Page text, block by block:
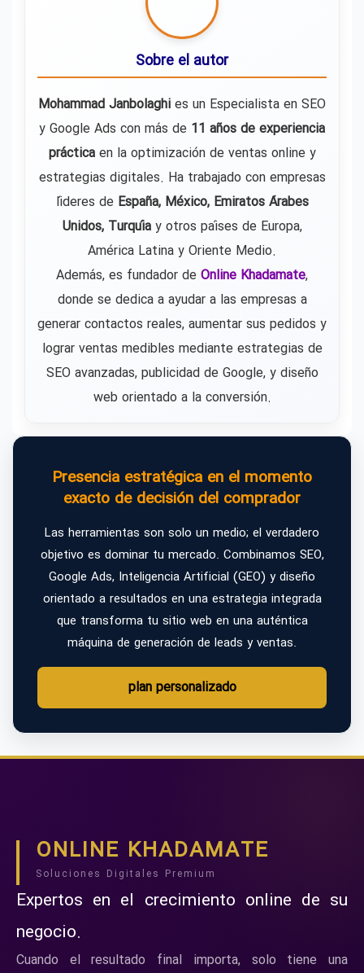
Sobre el autor
Mohammad Janbolaghi es un Especialista en SEO
y Google Ads con más de 11 años de experiencia
prácticaen la optimización de ventas online y
estrategias digitales. Ha trabajado con empresas
líderes de España, México, Emiratos Árabes
Unidos, Turquíay otros países de Europa,
América Latina y Oriente Medio.
Además, es fundador de Online Khadamate,
donde se dedica a ayudar a las empresas a
generar contactos reales, aumentar sus pedidos y
lograr ventas medibles mediante estrategias de
SEO avanzadas, publicidad de Google, y diseño
web orientado a la conversión.
Presencia estratégica en el momento
exacto de decisión del comprador
Las herramientas son solo un medio; el verdadero
objetivo es dominar tu mercado. Combinamos SEO,
Google Ads, Inteligencia Artificial (GEO) y diseño
orientado a resultados en una estrategia integrada
que transforma tu sitio web en una auténtica
máquina de generación de leads y ventas.
plan personalizado
ONLINE KHADAMATE
Soluciones Digitales Premium
Expertos en el crecimiento online de su
negocio.
Cuando el resultado final importa, solo tiene una